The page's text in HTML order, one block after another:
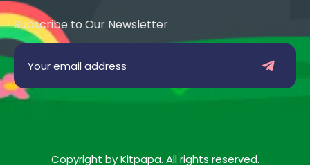
Subscribe to Our Newsletter
Copyright by Kitpapa. All rights reserved.